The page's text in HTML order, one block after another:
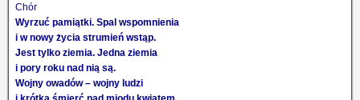
Chór
Wyrzuć pamiątki. Spal wspomnienia
i w nowy życia strumień wstąp.
Jest tylko ziemia. Jedna ziemia
i pory roku nad nią są.
Wojny owadów – wojny ludzi